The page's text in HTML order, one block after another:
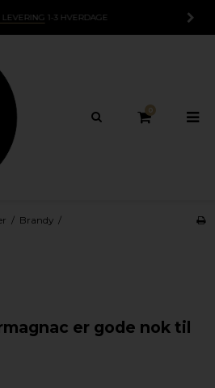
15 DAGESFORTRYDELSESRET
0
/ Brandy /
er gode nok til